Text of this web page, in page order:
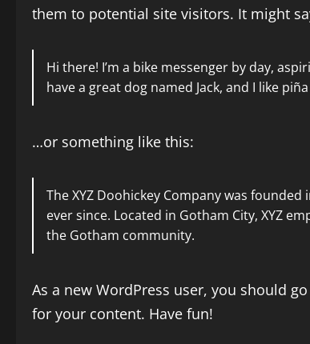
them to potential site visitors. It might
Hi there! I’m a bike messenger by day,
have a great dog named Jack, and I like
…or something like this:
The XYZ Doohickey Company was
ever since. Located in Gotham City, XYZ
the Gotham community.
As a new WordPress user, you should
for your content. Have fun!